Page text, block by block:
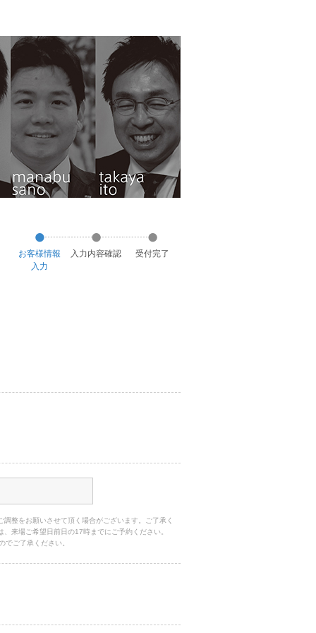
お客様情報
入力
入力内容確認 受付完了
整をお願いさせて頂く場合がございます。ご了承く
来場ご希望日前日の17時までにご予約ください。
でご了承ください。